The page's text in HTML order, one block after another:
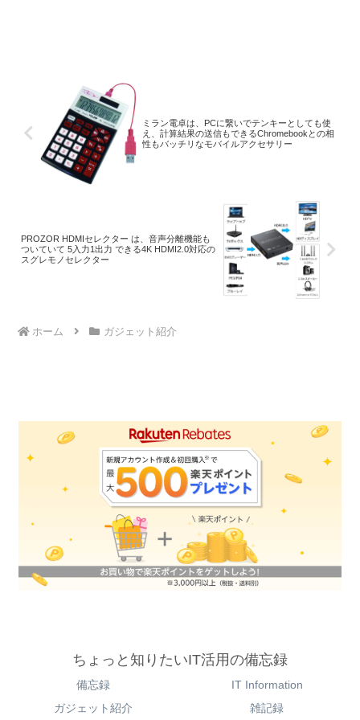
ミラン電卓は、PCに繋いでテンキーとしても使
え、計算結果の送信もできるChromebookとの相
性もバッチリなモバイルアクセサリー
PROZOR HDMIセレクター は、音声分離機能も
ついていて 5入力1出力 できる4K HDMI2.0対応の
スグレモノセレクター
ホーム ガジェット紹介
ちょっと知りたいIT活用の備忘録
備忘録
IT Information
ガジェット紹介
雑記録